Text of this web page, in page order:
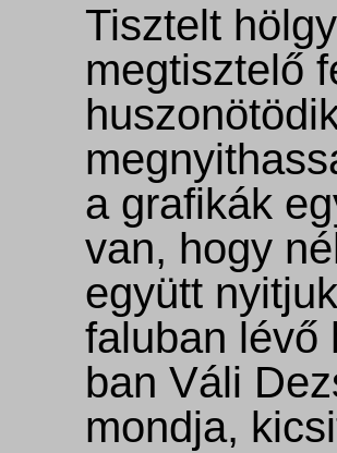
Tisztelt
megtisztelő
a grafikák
van, hogy
együtt
faluban lévő
ban Váli
mondja,